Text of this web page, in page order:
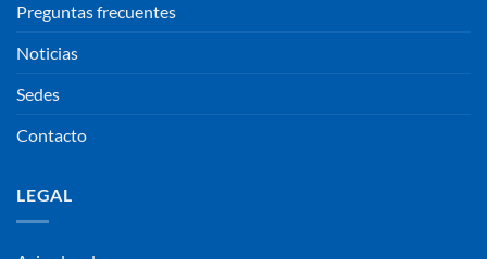
Preguntas frecuentes
Noticias
Sedes
Contacto
LEGAL